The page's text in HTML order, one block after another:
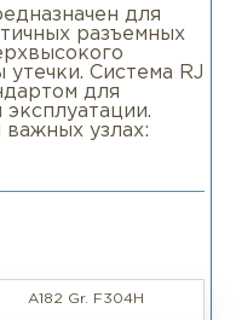
для
разъемных
Система RJ
для
важных узлах:
A182 Gr. F304H